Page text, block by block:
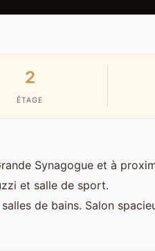
2
ÉTAGE
Synagogue et à
et salle de sport.
de bains. Salon